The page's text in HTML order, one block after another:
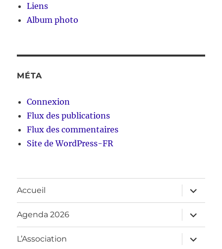
Liens
Album photo
MÉTA
Connexion
Flux des publications
Flux des commentaires
Site de WordPress-FR
Accueil
ouvrir
le
sous-
menu
Agenda 2026
ouvrir
le
sous-
menu
L’Association
ouvrir
le